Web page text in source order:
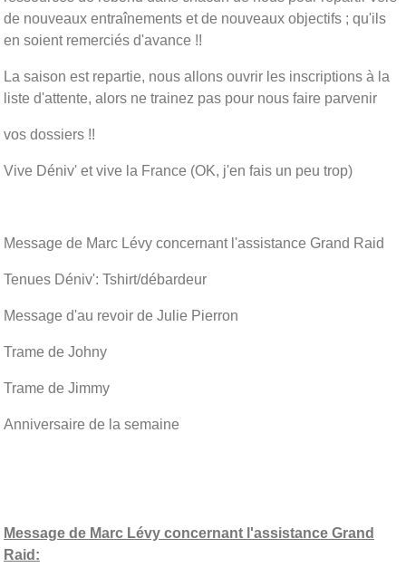
de nouveaux entraînements et de nouveaux objectifs ; qu'ils
en soient remerciés d'avance !!
La saison est repartie, nous allons ouvrir les inscriptions à la
liste d'attente, alors ne trainez pas pour nous faire parvenir
vos dossiers !!
Vive Déniv' et vive la France (OK, j'en fais un peu trop)
Message de Marc Lévy concernant l'assistance Grand Raid
Tenues Déniv': Tshirt/débardeur
Message d'au revoir de Julie Pierron
Trame de Johny
Trame de Jimmy
Anniversaire de la semaine
Message de Marc Lévy concernant l'assistance Grand
Raid: